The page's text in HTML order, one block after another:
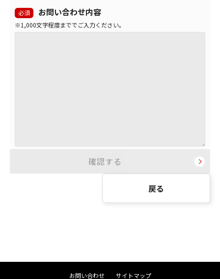
必須 お問い合わせ内容
※1,000文字程度まででご入力ください。
戻る
お問い合わせ サイトマップ